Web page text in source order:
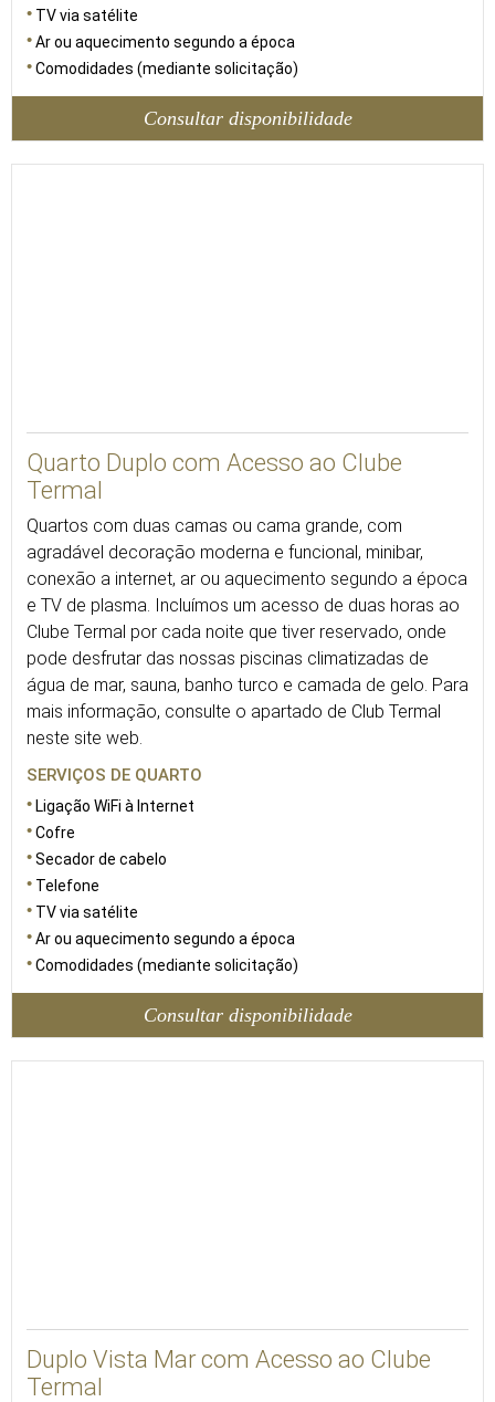
TV via satélite
Ar ou aquecimento segundo a época
Comodidades (mediante solicitação)
Consultar disponibilidade
Quarto Duplo com Acesso ao Clube
Termal
Quartos com duas camas ou cama grande, com
agradável decoração moderna e funcional, minibar,
conexão a internet, ar ou aquecimento segundo a época
e TV de plasma. Incluímos um acesso de duas horas ao
Clube Termal por cada noite que tiver reservado, onde
pode desfrutar das nossas piscinas climatizadas de
água de mar, sauna, banho turco e camada de gelo. Para
mais informação, consulte o apartado de Club Termal
neste site web.
SERVIÇOS DE QUARTO
Ligação WiFi à Internet
Cofre
Secador de cabelo
Telefone
TV via satélite
Ar ou aquecimento segundo a época
Comodidades (mediante solicitação)
Consultar disponibilidade
Duplo Vista Mar com Acesso ao Clube
Termal